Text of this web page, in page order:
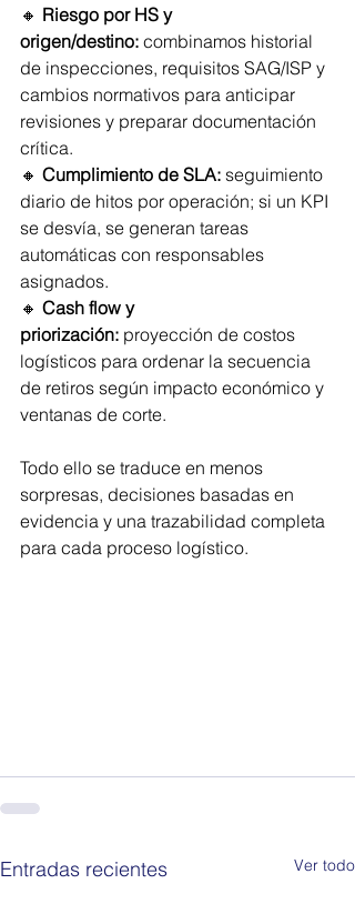
🔸 Riesgo por HS y
origen/destino: combinamos historial
de inspecciones, requisitos SAG/ISP y
cambios normativos para anticipar
revisiones y preparar documentación
crítica.
🔸 Cumplimiento de SLA: seguimiento
diario de hitos por operación; si un KPI
se desvía, se generan tareas
automáticas con responsables
asignados.
🔸 Cash flow y
priorización: proyección de costos
logísticos para ordenar la secuencia
de retiros según impacto económico y
ventanas de corte.
Todo ello se traduce en menos
sorpresas, decisiones basadas en
evidencia y una trazabilidad completa
para cada proceso logístico.
Entradas recientes Ver todo